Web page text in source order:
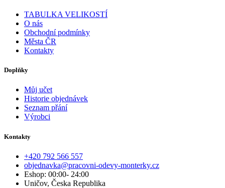
TABULKA VELIKOSTÍ
O nás
Obchodní podmínky
Města ČR
Kontakty
Doplňky
Můj učet
Historie objednávek
Seznam přání
Výrobci
Kontakty
+420 792 566 557
objednavka@pracovni-odevy-monterky.cz
Eshop: 00:00- 24:00
Uničov, Česka Republika